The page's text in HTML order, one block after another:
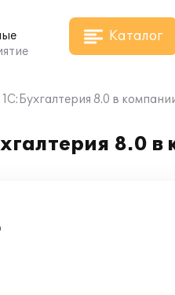
Каталог
8.0 в
8.0